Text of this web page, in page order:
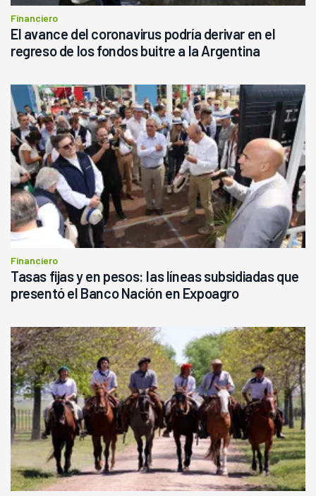
Financiero
El avance del coronavirus podría derivar en el
regreso de los fondos buitre a la Argentina
Financiero
Tasas fijas y en pesos: las líneas subsidiadas que
presentó el Banco Nación en Expoagro